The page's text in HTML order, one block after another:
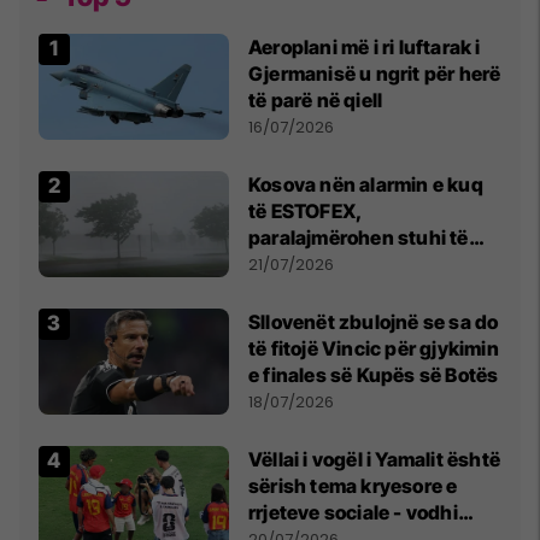
Aeroplani më i ri luftarak i
Gjermanisë u ngrit për herë
të parë në qiell
16/07/2026
Kosova nën alarmin e kuq
të ESTOFEX,
paralajmërohen stuhi të
fuqishme me breshër dhe
21/07/2026
Sllovenët zbulojnë se sa do
të fitojë Vincic për gjykimin
e finales së Kupës së Botës
18/07/2026
Vëllai i vogël i Yamalit është
sërish tema kryesore e
rrjeteve sociale - vodhi